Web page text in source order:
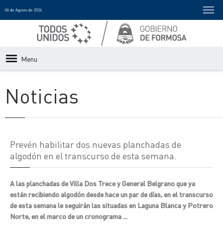
06 de Agosto de 2026
Menu
Noticias
Prevén habilitar dos nuevas planchadas de
algodón en el transcurso de esta semana.
A las planchadas de Villa Dos Trece y General Belgrano que ya
están recibiendo algodón desde hace un par de días, en el transcurso
de esta semana le seguirán las situadas en Laguna Blanca y Potrero
Norte, en el marco de un cronograma ...